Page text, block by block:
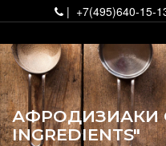
| +7(495)640-15-
АФРОДИЗИАКИ
INGREDIENTS"